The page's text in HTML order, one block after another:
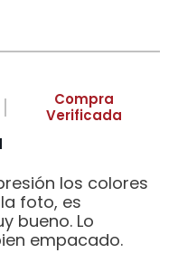
Compra
Verificada
los colores
foto, es
bueno. Lo
empacado.